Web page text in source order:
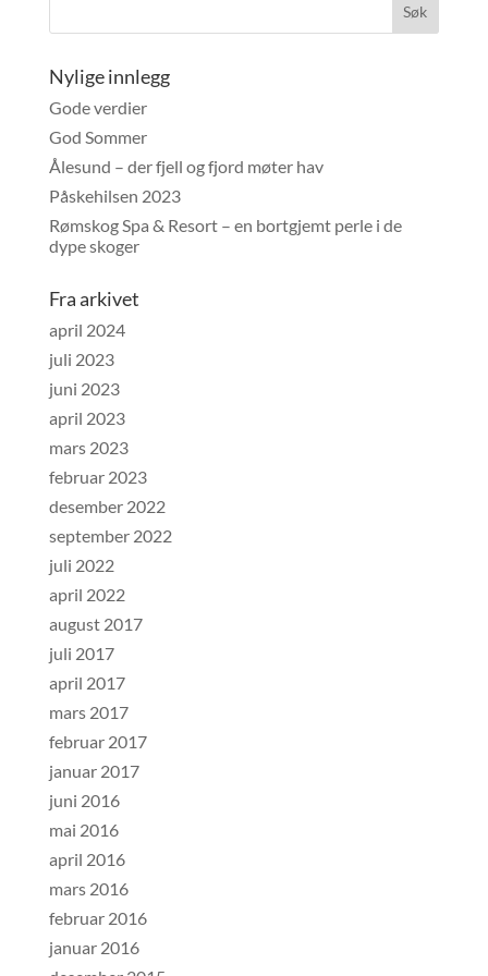
Nylige innlegg
Gode verdier
God Sommer
Ålesund – der fjell og fjord møter hav
Påskehilsen 2023
Rømskog Spa & Resort – en bortgjemt perle i de
dype skoger
Fra arkivet
april 2024
juli 2023
juni 2023
april 2023
mars 2023
februar 2023
desember 2022
september 2022
juli 2022
april 2022
august 2017
juli 2017
april 2017
mars 2017
februar 2017
januar 2017
juni 2016
mai 2016
april 2016
mars 2016
februar 2016
januar 2016